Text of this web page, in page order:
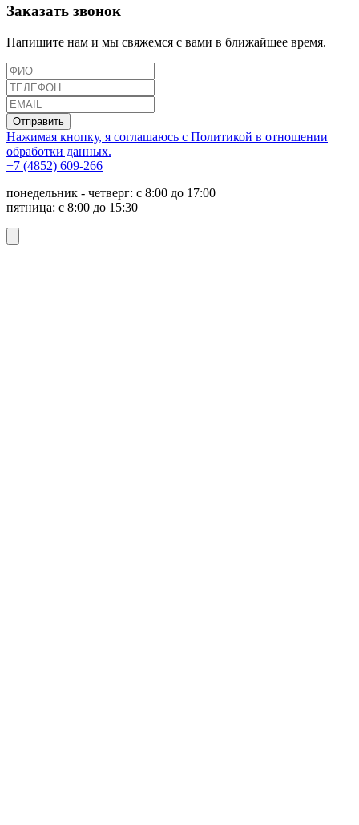
Заказать звонок
Напишите нам и мы свяжемся с вами в ближайшее время.
Отправить
Нажимая кнопку, я соглашаюсь с Политикой в отношении
обработки данных.
+7 (4852) 609-266
понедельник - четверг: с 8:00 до 17:00
пятница: с 8:00 до 15:30